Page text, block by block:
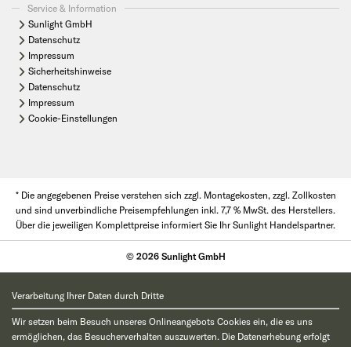
Service & Information
Sunlight GmbH
Datenschutz
Impressum
Sicherheitshinweise
Datenschutz
Impressum
Cookie-Einstellungen
* Die angegebenen Preise verstehen sich zzgl. Montagekosten, zzgl. Zollkosten
und sind unverbindliche Preisempfehlungen inkl. 7,7 % MwSt. des Herstellers.
Über die jeweiligen Komplettpreise informiert Sie Ihr Sunlight Handelspartner.
© 2026 Sunlight GmbH
Verarbeitung Ihrer Daten durch Dritte
Wir setzen beim Besuch unseres Onlineangebots Cookies ein, die es uns
ermöglichen, das Besucherverhalten auszuwerten. Die Datenerhebung erfolgt